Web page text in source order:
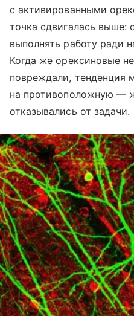
с активированными
точка сдвигалась выше:
выполнять работу ради
Когда же орексиновые
повреждали, тенденция
на противоположную —
отказывались от задачи.